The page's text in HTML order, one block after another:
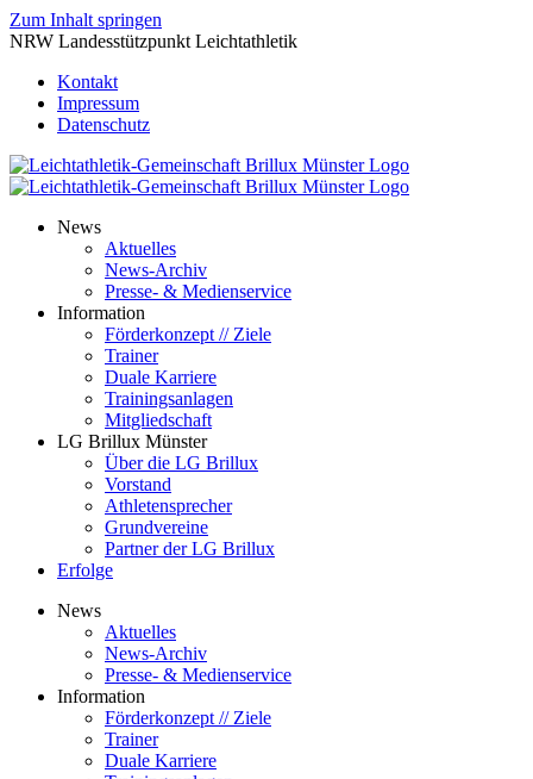
Zum Inhalt springen
NRW Landesstützpunkt Leichtathletik
Kontakt
Impressum
Datenschutz
News
Aktuelles
News-Archiv
Presse- & Medienservice
Information
Förderkonzept // Ziele
Trainer
Duale Karriere
Trainingsanlagen
Mitgliedschaft
LG Brillux Münster
Über die LG Brillux
Vorstand
Athletensprecher
Grundvereine
Partner der LG Brillux
Erfolge
News
Aktuelles
News-Archiv
Presse- & Medienservice
Information
Förderkonzept // Ziele
Trainer
Duale Karriere